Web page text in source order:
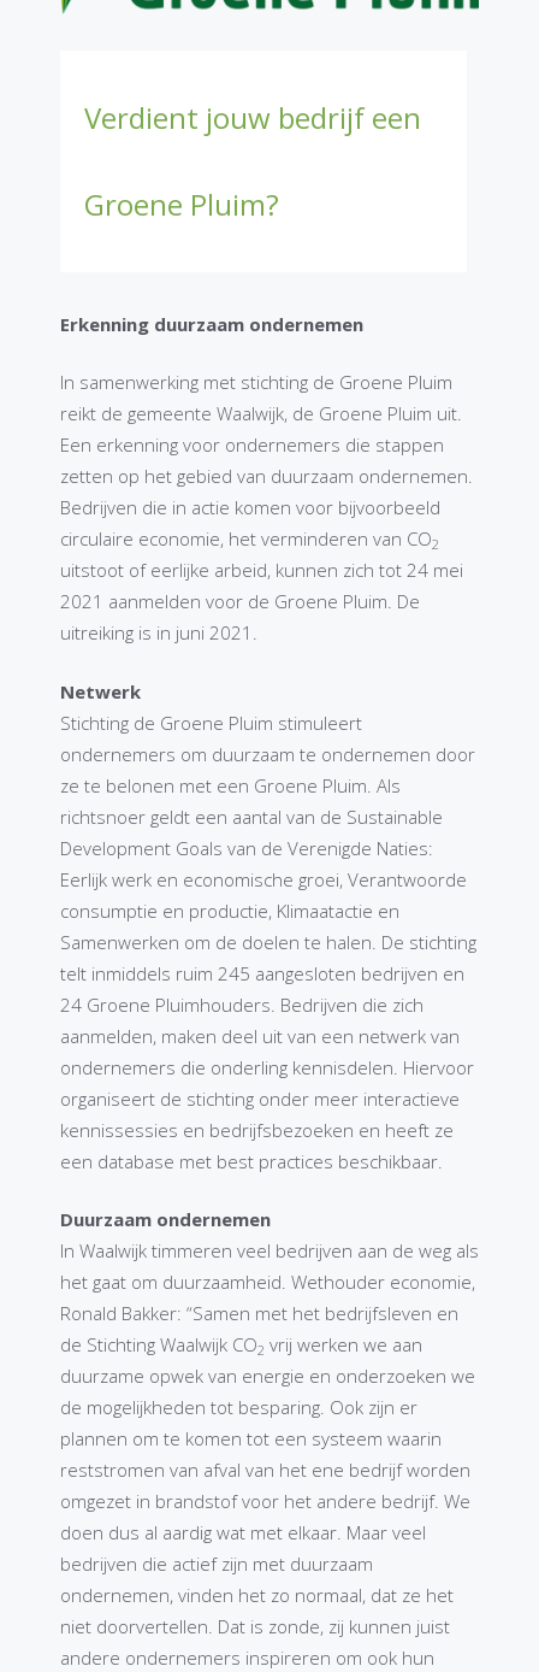
Verdient jouw bedrijf een
Groene Pluim?
Erkenning duurzaam ondernemen
In samenwerking met stichting de Groene Pluim
reikt de gemeente Waalwijk, de Groene Pluim uit.
Een erkenning voor ondernemers die stappen
zetten op het gebied van duurzaam ondernemen.
Bedrijven die in actie komen voor bijvoorbeeld
circulaire economie, het verminderen van CO2
uitstoot of eerlijke arbeid, kunnen zich tot 24 mei
2021 aanmelden voor de Groene Pluim. De
uitreiking is in juni 2021.
Netwerk
Stichting de Groene Pluim stimuleert
ondernemers om duurzaam te ondernemen door
ze te belonen met een Groene Pluim. Als
richtsnoer geldt een aantal van de Sustainable
Development Goals van de Verenigde Naties:
Eerlijk werk en economische groei, Verantwoorde
consumptie en productie, Klimaatactie en
Samenwerken om de doelen te halen. De stichting
telt inmiddels ruim 245 aangesloten bedrijven en
24 Groene Pluimhouders. Bedrijven die zich
aanmelden, maken deel uit van een netwerk van
ondernemers die onderling kennisdelen. Hiervoor
organiseert de stichting onder meer interactieve
kennissessies en bedrijfsbezoeken en heeft ze
een database met best practices beschikbaar.
Duurzaam ondernemen
In Waalwijk timmeren veel bedrijven aan de weg als
het gaat om duurzaamheid. Wethouder economie,
Ronald Bakker: “Samen met het bedrijfsleven en
de Stichting Waalwijk CO2 vrij werken we aan
duurzame opwek van energie en onderzoeken we
de mogelijkheden tot besparing. Ook zijn er
plannen om te komen tot een systeem waarin
reststromen van afval van het ene bedrijf worden
omgezet in brandstof voor het andere bedrijf. We
doen dus al aardig wat met elkaar. Maar veel
bedrijven die actief zijn met duurzaam
ondernemen, vinden het zo normaal, dat ze het
niet doorvertellen. Dat is zonde, zij kunnen juist
andere ondernemers inspireren om ook hun